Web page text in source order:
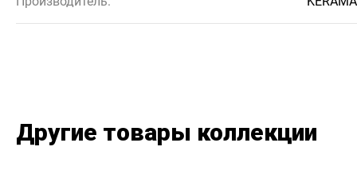
Другие товары коллекции